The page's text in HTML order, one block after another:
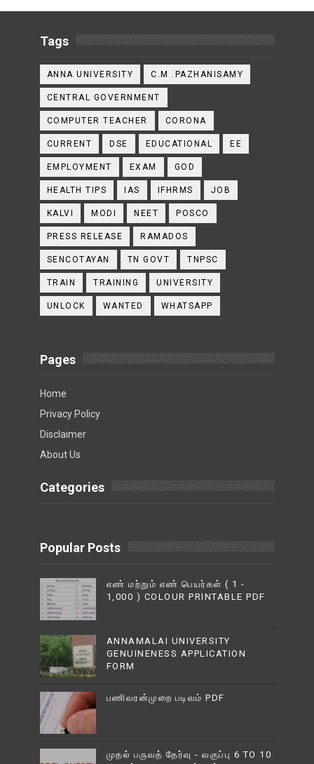
Tags
ANNA UNIVERSITY C.M .PAZHANISAMY
CENTRAL GOVERNMENT
COMPUTER TEACHER CORONA
CURRENT DSE EDUCATIONAL EE
EMPLOYMENT EXAM GOD
HEALTH TIPS IAS IFHRMS JOB
KALVI MODI NEET POSCO
PRESS RELEASE RAMADOS
SENCOTAYAN TN GOVT TNPSC
TRAIN TRAINING UNIVERSITY
UNLOCK WANTED WHATSAPP
Pages
Home
Privacy Policy
Disclaimer
About Us
Categories
Popular Posts
எண் மற்றும் எண் பெயர்கள் ( 1 -
1,000 ) COLOUR PRINTABLE PDF
ANNAMALAI UNIVERSITY
GENUINENESS APPLICATION
FORM
பணிவரன்முறை படிவம் PDF
முதல் பருவத் தேர்வு - வகுப்பு 6 TO 10